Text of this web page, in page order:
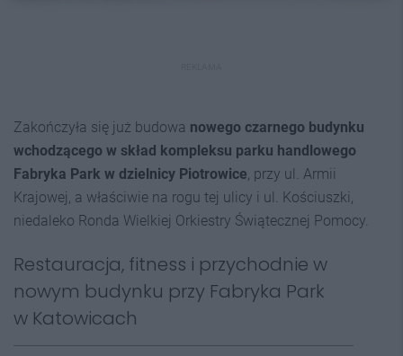
Zakończyła się już budowa nowego czarnego budynku
wchodzącego w skład kompleksu parku handlowego
Fabryka Park w dzielnicy Piotrowice, przy ul. Armii
Krajowej, a właściwie na rogu tej ulicy i ul. Kościuszki,
niedaleko Ronda Wielkiej Orkiestry Świątecznej Pomocy.
Restauracja, fitness i przychodnie w
nowym budynku przy Fabryka Park
w Katowicach